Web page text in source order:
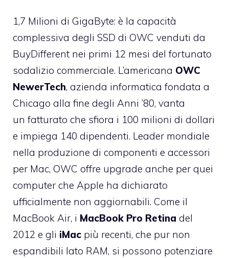
1,7 Milioni di GigaByte: è la capacità
complessiva degli SSD di OWC venduti da
BuyDifferent nei primi 12 mesi del fortunato
sodalizio commerciale. L’americana OWC
NewerTech, azienda informatica fondata a
Chicago alla fine degli Anni ’80, vanta
un fatturato che sfiora i 100 milioni di dollari
e impiega 140 dipendenti. Leader mondiale
nella produzione di componenti e accessori
per Mac, OWC offre upgrade anche per quei
computer che Apple ha dichiarato
ufficialmente non aggiornabili. Come il
MacBook Air, i MacBook Pro Retina del
2012 e gli iMac più recenti, che pur non
espandibili lato RAM, si possono potenziare